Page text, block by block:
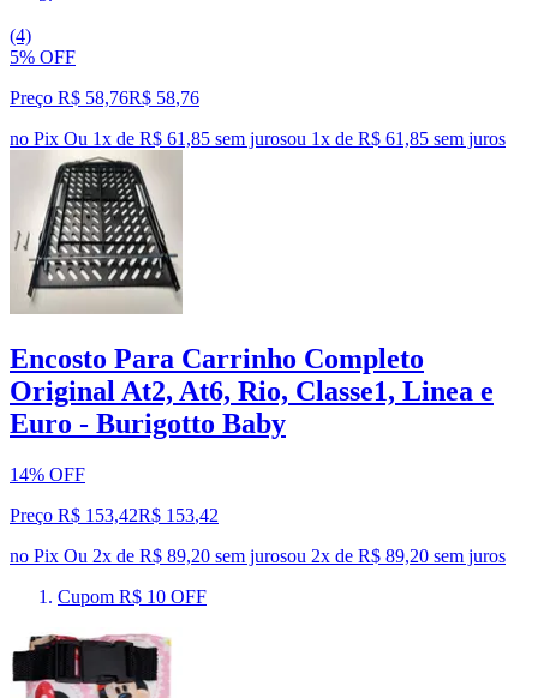
(4)
5% OFF
Preço R$ 58,76R$ 58,76
no Pix Ou 1x de R$ 61,85 sem jurosou 1x de R$ 61,85 sem juros
Encosto Para Carrinho Completo
Original At2, At6, Rio, Classe1, Linea e
Euro - Burigotto Baby
14% OFF
Preço R$ 153,42R$ 153,42
no Pix Ou 2x de R$ 89,20 sem jurosou 2x de R$ 89,20 sem juros
Cupom R$ 10 OFF